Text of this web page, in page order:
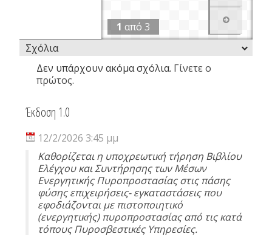
1 από 3
Σχόλια
Δεν υπάρχουν ακόμα σχόλια. Γίνετε ο
πρώτος.
Έκδοση 1.0
12/2/2026 3:45 μμ
Καθορίζεται η υποχρεωτική τήρηση Βιβλίου
Ελέγχου και Συντήρησης των Μέσων
Ενεργητικής Πυροπροστασίας στις πάσης
φύσης επιχειρήσεις- εγκαταστάσεις που
εφοδιάζονται με πιστοποιητικό
(ενεργητικής) πυροπροστασίας από τις κατά
τόπους Πυροσβεστικές Υπηρεσίες.